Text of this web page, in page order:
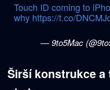
Touch ID coming to
why https://t.co/
— 9to5Mac
Širší konstrukce